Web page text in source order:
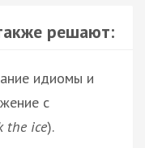
решают:
идиомы и
с
the ice).